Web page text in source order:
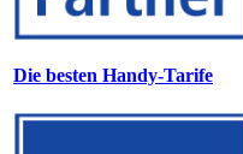
Die besten Handy-Tarife